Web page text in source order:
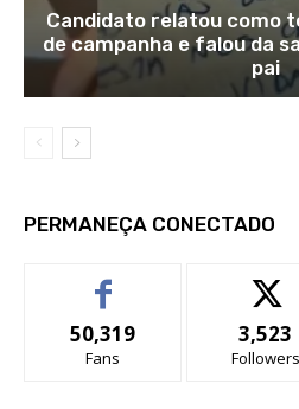
Candidato relatou como
de campanha e falou da
pai
PERMANEÇA CONECTADO
50,319
Fans
3,523
Followers